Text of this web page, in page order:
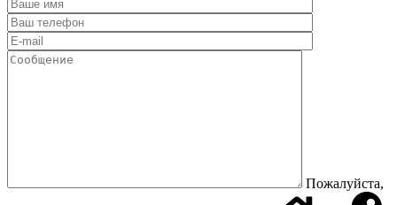
Пожалуйста,